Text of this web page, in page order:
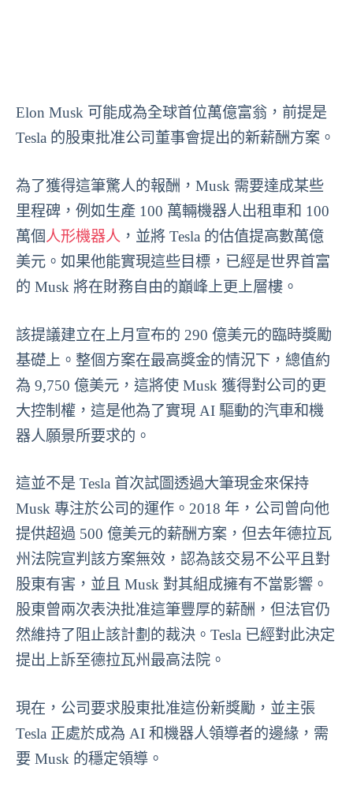
Elon Musk 可能成為全球首位萬億富翁，前提是
Tesla 的股東批准公司董事會提出的新薪酬方案。
為了獲得這筆驚人的報酬，Musk 需要達成某些
里程碑，例如生產 100 萬輛機器人出租車和 100
萬個人形機器人 ，並將 Tesla 的估值提高數萬億
美元。如果他能實現這些目標，已經是世界首富
的 Musk 將在財務自由的巔峰上更上層樓。
該提議建立在上月宣布的 290 億美元的臨時獎勵
基礎上。整個方案在最高獎金的情況下，總值約
為 9,750 億美元，這將使 Musk 獲得對公司的更
大控制權，這是他為了實現 AI 驅動的汽車和機
器人願景所要求的。
這並不是 Tesla 首次試圖透過大筆現金來保持
Musk 專注於公司的運作。2018 年，公司曾向他
提供超過 500 億美元的薪酬方案，但去年德拉瓦
州法院宣判該方案無效，認為該交易不公平且對
股東有害，並且 Musk 對其組成擁有不當影響。
股東曾兩次表決批准這筆豐厚的薪酬，但法官仍
然維持了阻止該計劃的裁決。Tesla 已經對此決定
提出上訴至德拉瓦州最高法院。
現在，公司要求股東批准這份新獎勵，並主張
Tesla 正處於成為 AI 和機器人領導者的邊緣，需
要 Musk 的穩定領導。